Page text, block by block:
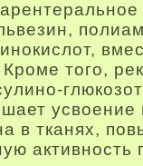
того,
усвоение
в тканях,
активность